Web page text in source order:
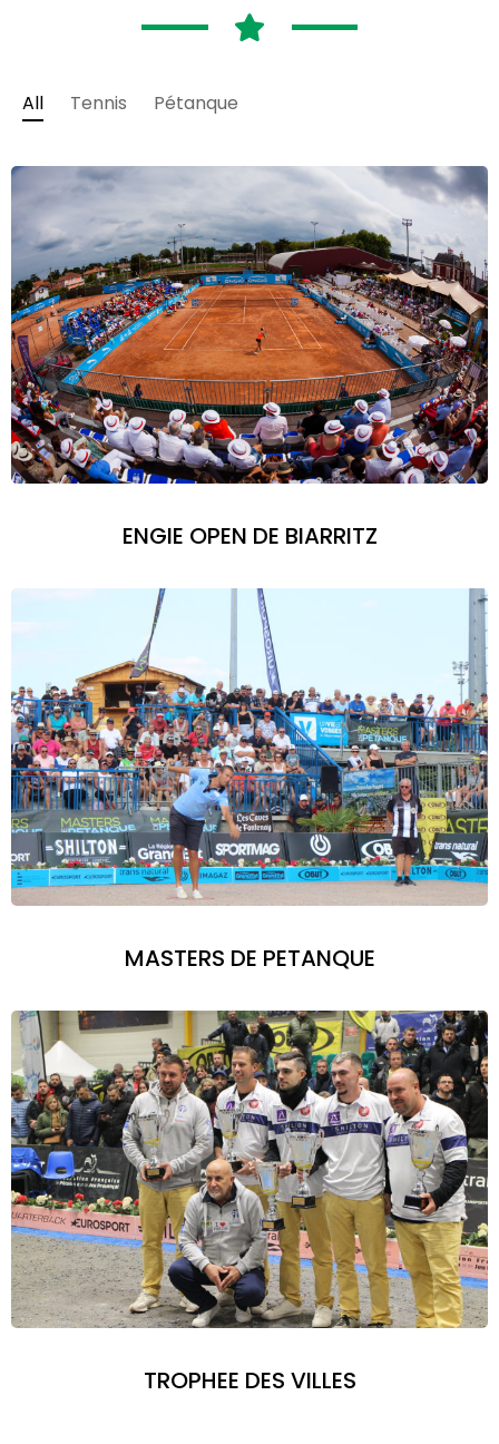
All Tennis Pétanque
ENGIE OPEN DE BIARRITZ
MASTERS DE PETANQUE
TROPHEE DES VILLES